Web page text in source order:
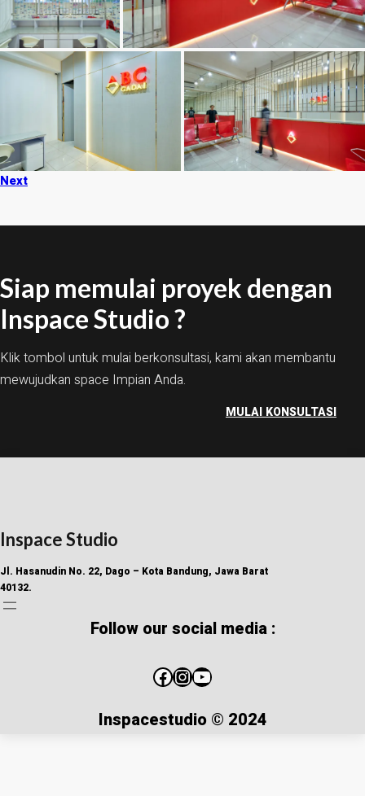
Next
Siap memulai proyek dengan
Inspace Studio ?
Klik tombol untuk mulai berkonsultasi, kami akan membantu
mewujudkan space Impian Anda.
MULAI KONSULTASI
Inspace Studio
Jl. Hasanudin No. 22, Dago – Kota Bandung, Jawa Barat
40132.
Follow our social media :
Inspacestudio © 2024